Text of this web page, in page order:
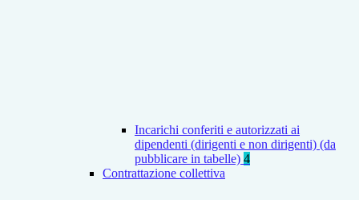
Incarichi conferiti e autorizzati ai
dipendenti (dirigenti e non dirigenti) (da
pubblicare in tabelle) 4
Contrattazione collettiva